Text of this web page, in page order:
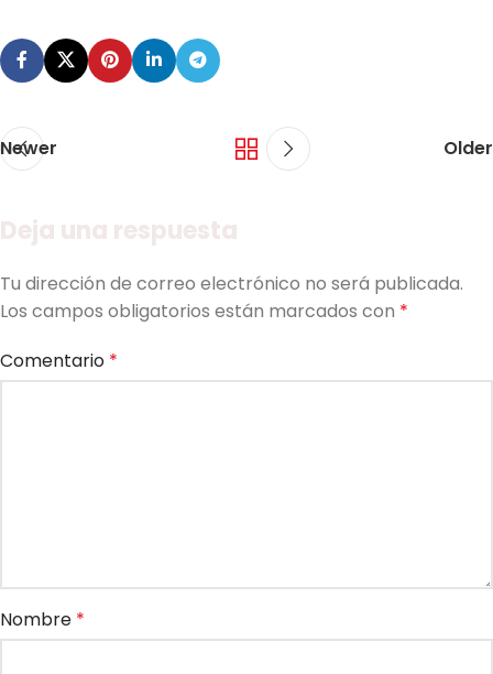
Newer Older
Tu dirección de correo electrónico no será publicada.
Los campos obligatorios están marcados con *
Comentario *
Nombre *